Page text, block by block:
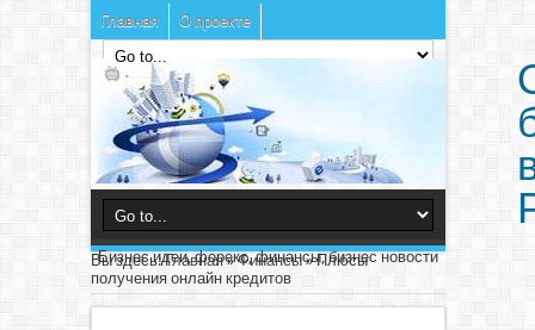
Главная О проекте
Бизнес идеи, форекс, финансы, бизнес новости
Вы здесь:Главная»Финансы»Плюсы
получения онлайн кредитов